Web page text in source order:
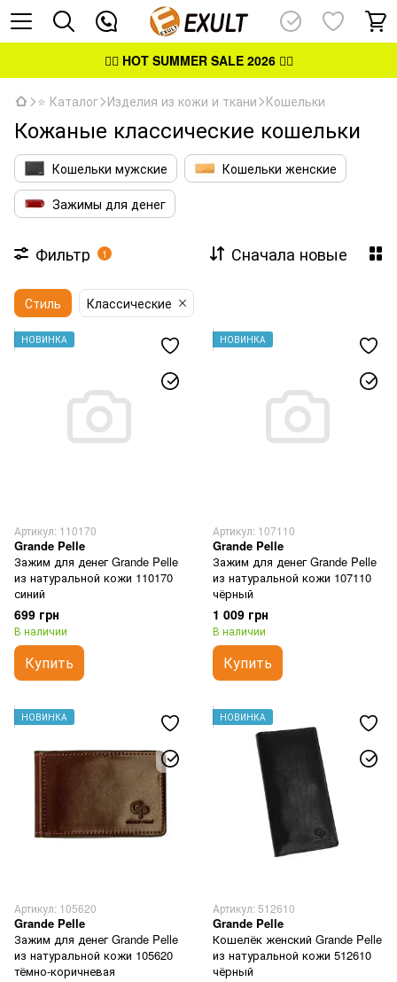
👉🏻 HOT SUMMER SALE 2026👈🏻
⭐ Каталог Изделия из кожи и ткани Кошельки
Кожаные классические кошельки
Кошельки мужские
Кошельки женские
Зажимы для денег
Фильтр 1 Сначала новые
Стиль Классические
НОВИНКА
Артикул: 110170
Grande Pelle
Зажим для денег Grande Pelle
из натуральной кожи 110170
синий
699 грн
В наличии
Купить
НОВИНКА
Артикул: 107110
Grande Pelle
Зажим для денег Grande Pelle
из натуральной кожи 107110
чёрный
1 009 грн
В наличии
Купить
НОВИНКА
Артикул: 105620
Grande Pelle
Зажим для денег Grande Pelle
из натуральной кожи 105620
тёмно-коричневая
НОВИНКА
Артикул: 512610
Grande Pelle
Кошелёк женский Grande Pelle
из натуральной кожи 512610
чёрный